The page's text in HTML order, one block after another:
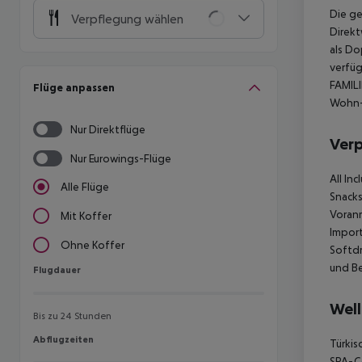
Verpflegung wählen
Flüge anpassen
Nur Direktflüge
Nur Eurowings-Flüge
Alle Flüge
Mit Koffer
Ohne Koffer
Flugdauer
Flugdauer
Bis zu 24 Stunden
Abflugzeiten
Abflugzeiten
Die
als
All
und